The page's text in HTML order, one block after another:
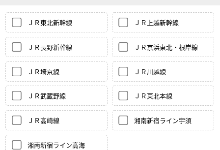
ＪＲ東北新幹線 ＪＲ上越新幹線
ＪＲ長野新幹線 ＪＲ京浜東北・根岸線
ＪＲ埼京線 ＪＲ川越線
ＪＲ武蔵野線 ＪＲ東北本線
ＪＲ高崎線 湘南新宿ライン宇須
湘南新宿ライン高海